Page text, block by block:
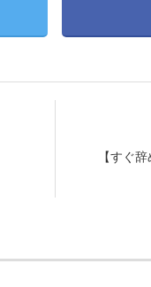
【すぐ